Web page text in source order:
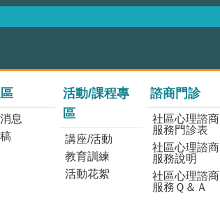
息
活動/課程專
區
講座/活動
教育訓練
活動花絮
諮商門診
社區心理諮商
服務門診表
社區心理諮商
服務說明
社區心理諮商
服務Ｑ＆Ａ